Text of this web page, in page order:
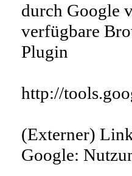
durch Google
verfügbare
Plugin
http://
(Externer)
Google: